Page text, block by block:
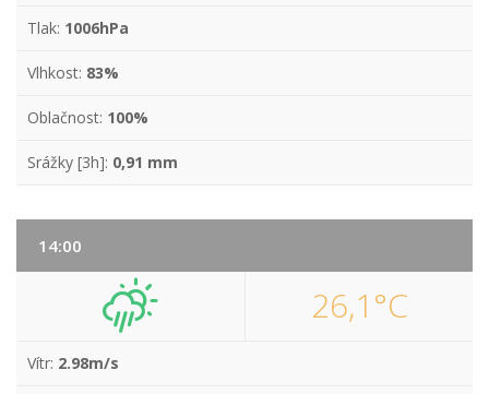
Tlak: 1006hPa
Vlhkost: 83%
Oblačnost: 100%
Srážky [3h]: 0,91 mm
14:00
26,1°C
Vítr: 2.98m/s